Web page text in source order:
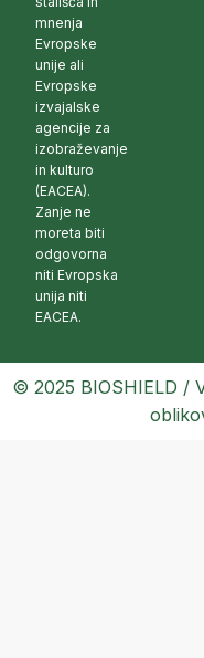
mnenja
Evropske
unije ali
Evropske
izvajalske
agencije za
izobraževanje
in kulturo
(EACEA).
Zanje ne
moreta biti
odgovorna
niti Evropska
unija niti
EACEA.
© 2025 BIOSHIELD /